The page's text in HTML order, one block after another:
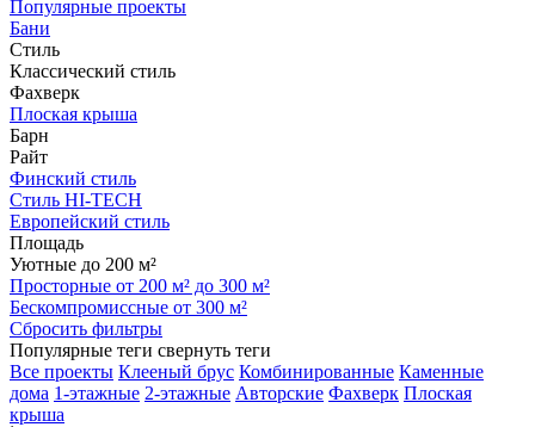
Популярные проекты
Бани
Стиль
Классический стиль
Фахверк
Плоская крыша
Барн
Райт
Финский стиль
Стиль HI-TECH
Европейский стиль
Площадь
Уютные до 200 м²
Просторные от 200 м² до 300 м²
Бескомпромиссные от 300 м²
Сбросить фильтры
Популярные теги свернуть теги
Все проекты Клееный брус Комбинированные Каменные
дома 1-этажные 2-этажные Авторские Фахверк Плоская
крыша